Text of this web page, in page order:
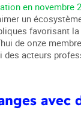
en novembre
un
favorisant la
de onze
des acteurs
avec